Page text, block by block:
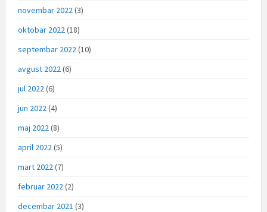
novembar 2022(3)
oktobar 2022(18)
septembar 2022(10)
avgust 2022(6)
jul 2022(6)
jun 2022(4)
maj 2022(8)
april 2022(5)
mart 2022(7)
februar 2022(2)
decembar 2021 (3)